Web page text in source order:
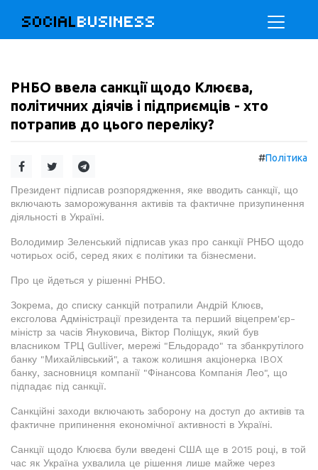
SOCIALBUSINESS
РНБО ввела санкції щодо Клюєва,
політичних діячів і підприємців - хто
потрапив до цього переліку?
#Політика
Президент підписав розпорядження, яке вводить санкції, що
включають заморожування активів та фактичне призупинення
діяльності в Україні.
Володимир Зеленський підписав указ про санкції РНБО щодо
чотирьох осіб, серед яких є політики та бізнесмени.
Про це йдеться у рішенні РНБО.
Зокрема, до списку санкцій потрапили Андрій Клюєв,
ексголова Адміністрації президента та перший віцепрем'єр-
міністр за часів Януковича, Віктор Поліщук, який був
власником ТРЦ Gulliver, мережі "Ельдорадо" та збанкрутілого
банку "Михайлівський", а також колишня акціонерка IBOX
банку, засновниця компанії "Фінансова Компанія Лео", що
підпадає під санкції.
Санкційні заходи включають заборону на доступ до активів та
фактичне припинення економічної активності в Україні.
Санкції щодо Клюєва були введені США ще в 2015 році, в той
час як Україна ухвалила це рішення лише майже через